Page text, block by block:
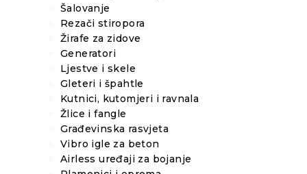
Šalovanje
Rezači stiropora
Žirafe za zidove
Generatori
Ljestve i skele
Gleteri i špahtle
Kutnici, kutomjeri i ravnala
Žlice i fangle
Građevinska rasvjeta
Vibro igle za beton
Airless uređaji za bojanje